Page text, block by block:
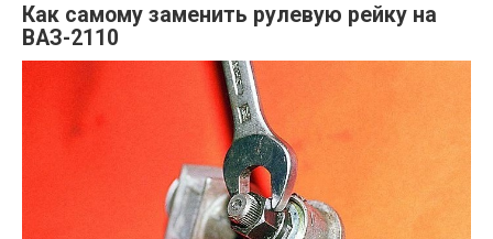
Как самому заменить рулевую рейку на
ВАЗ-2110